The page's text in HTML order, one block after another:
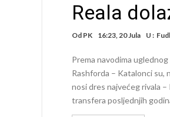
Reala
Od PK 16:23, 20 Jula U :
Prema navodima
Rashforda – Katalonci
nosi dres najvećeg rivala
transfera posljednjih